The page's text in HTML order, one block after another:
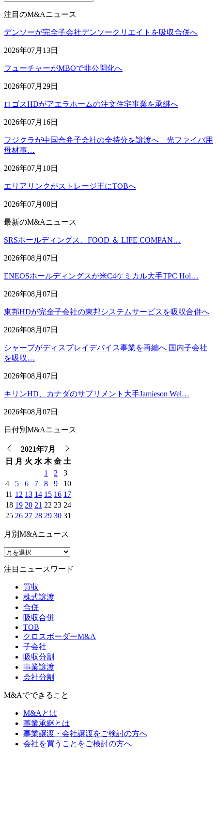
注目のM&Aニュース
デンソーが完全子会社デンソークリエイトを吸収合併へ
2026年07月13日
フューチャーがMBOで非公開化へ
2026年07月29日
ロゴスHDがアエラホームの注文住宅事業を承継へ
2026年07月16日
フジクラが中国合弁子会社の全持分を譲渡へ 光ファイバ用
母材事…
2026年07月10日
エリアリンクがストレージ王にTOBへ
2026年07月08日
最新のM&Aニュース
SRSホールディングス、FOOD ＆ LIFE COMPAN…
2026年08月07日
ENEOSホールディングスが米C4ケミカル大手TPC Hol…
2026年08月07日
東邦HDが完全子会社の東邦システムサービスを吸収合併へ
2026年08月07日
シャープがディスプレイデバイス事業を再編へ 国内子会社
を吸収…
2026年08月07日
キリンHD、カナダのサプリメント大手Jamieson Wel…
2026年08月07日
日付別M&Aニュース
2021年7月
日
月 火 水 木 金 土
1
2
3
4
5 6 7 8 9
10
11 12 13 14 15 16 17
18 19 20 21 22 23 24
25 26 27 28 29 30 31
月別M&Aニュース
注目ニュースワード
買収
株式譲渡
合併
吸収合併
TOB
クロスボーダーM&A
子会社
吸収分割
事業譲渡
会社分割
M&Aでできること
M&Aとは
事業承継とは
事業譲渡・会社譲渡をご検討の方へ
会社を買うことをご検討の方へ